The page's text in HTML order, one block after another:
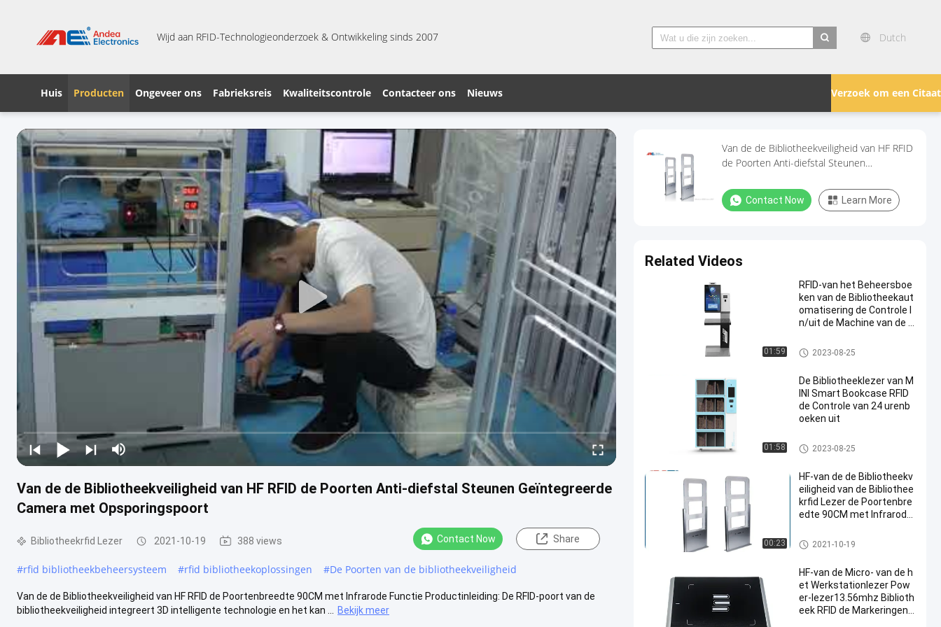
Wijd aan RFID-Technologieonderzoek & Ontwikkeling sinds 2007
Dutch
Verzoek om een Citaat
Huis Producten Ongeveer ons Fabrieksreis Kwaliteitscontrole Contacteer ons Nieuws
Van de de Bibliotheekveiligheid van HF RFID de Poorten Anti-diefstal Steunen Geïntegreerde
Camera met Opsporingspoort
Bibliotheekrfid Lezer 2021-10-19 388 views Contact Now Share
#rfid bibliotheekbeheersysteem #rfid bibliotheekoplossingen #De Poorten van de bibliotheekveiligheid
Van de de Bibliotheekveiligheid van HF RFID de Poortenbreedte 90CM met Infrarode Functie Productinleiding: De RFID-poort van de
bibliotheekveiligheid integreert 3D intelligente technologie en het kan ...
Bekijk meer
Van de de Bibliotheekveiligheid van HF RFID
de Poorten Anti-diefstal Steunen
Opsporingspoort
Contact Now Learn More
Related Videos
01:59
RFID-van het Beheersboe
ken van de Bibliotheekaut
omatisering de Controle I
n/uit de Machine van de S
Bibliotheekrfid Lezer
2023-08-25
01:58
De Bibliotheeklezer van M
INI Smart Bookcase RFID
de Controle van 24 urenb
oeken uit
Bibliotheekrfid Lezer
2023-08-25
00:23
HF-van de de Bibliotheekv
eiligheid van de Bibliothee
krfid Lezer de Poortenbre
edte 90CM met Infrarode
Bibliotheekrfid Lezer
2021-10-19
HF-van de Micro- van de h
et Werkstationlezer Pow
er-lezer13.56mhz Biblioth
eek RFID de Markeringen v